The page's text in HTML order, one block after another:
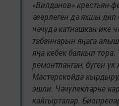
«Вилданов»
әзерлеген дә яхшы дип
чәчүдә катнашкан ике
табаннарын яңага
яңа кебек балкып тора.
ремонтланган, бүген үк
Мастерскойда
эшли. Чәчүлекләрне
кайгырталар.